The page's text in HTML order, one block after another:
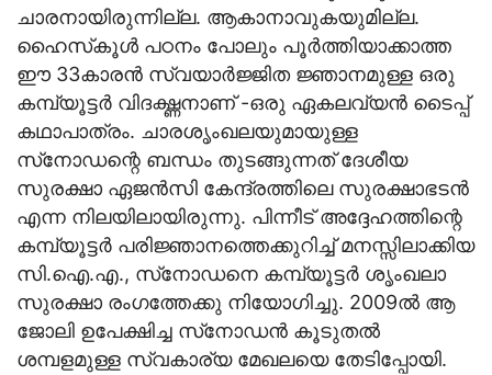
ചാരനായിരുന്നില്ല. ആകാനാവുകയുമില്ല.
ഹൈസ്‌കൂള്‍ പഠനം പോലും പൂര്‍ത്തിയാക്കാത്ത
ഈ 33കാരന്‍ സ്വയാര്‍ജ്ജിത ജ്ഞാനമുള്ള ഒരു
കമ്പ്യൂട്ടര്‍ വിദഗ്ദ്ധനാണ് -ഒരു ഏകലവ്യന്‍ ടൈപ്പ്
കഥാപാത്രം. ചാരശൃംഖലയുമായുള്ള
സ്‌നോഡന്റെ ബന്ധം തുടങ്ങുന്നത് ദേശീയ
സുരക്ഷാ ഏജന്‍സി കേന്ദ്രത്തിലെ സുരക്ഷാഭടന്‍
എന്ന നിലയിലായിരുന്നു. പിന്നീട് അദ്ദേഹത്തിന്റെ
കമ്പ്യൂട്ടര്‍ പരിജ്ഞാനത്തെക്കുറിച്ച് മനസ്സിലാക്കിയ
സി.ഐ.എ., സ്‌നോഡനെ കമ്പ്യൂട്ടര്‍ ശൃംഖലാ
സുരക്ഷാ രംഗത്തേക്കു നിയോഗിച്ചു. 2009ല്‍ ആ
ജോലി ഉപേക്ഷിച്ച സ്‌നോഡന്‍ കൂടുതല്‍
ശമ്പളമുള്ള സ്വകാര്യ മേഖലയെ തേടിപ്പോയി.